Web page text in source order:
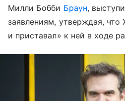
Милли Бобби Браун,
заявлениям, утверждая, что
и приставал» к ней в ходе